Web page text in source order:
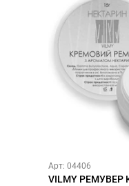
Арт: 04406
VILMY